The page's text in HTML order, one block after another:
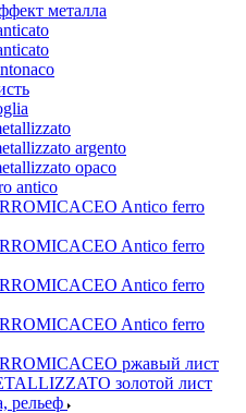
металла
argento
opaco
antico
Antico ferro
Antico ferro
Antico ferro
Antico ferro
ржавый лист
золотой лист
рельеф